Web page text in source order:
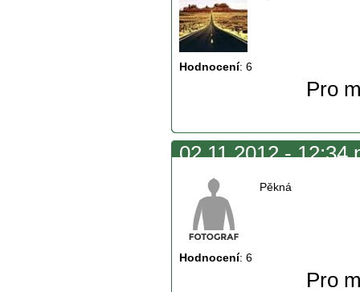
Hodnocení: 6
Pro
02.11.2012 - 12:34
Hodnocení: 6
Pěkná
Pro